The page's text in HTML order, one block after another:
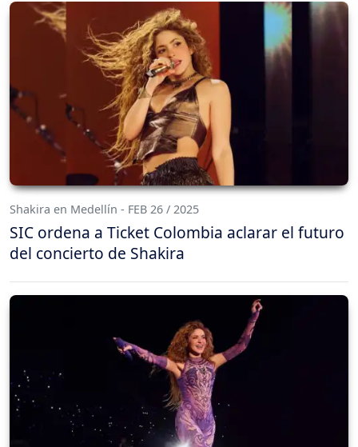
Shakira en Medellín - FEB 26 / 2025
SIC ordena a Ticket Colombia aclarar el futuro
del concierto de Shakira